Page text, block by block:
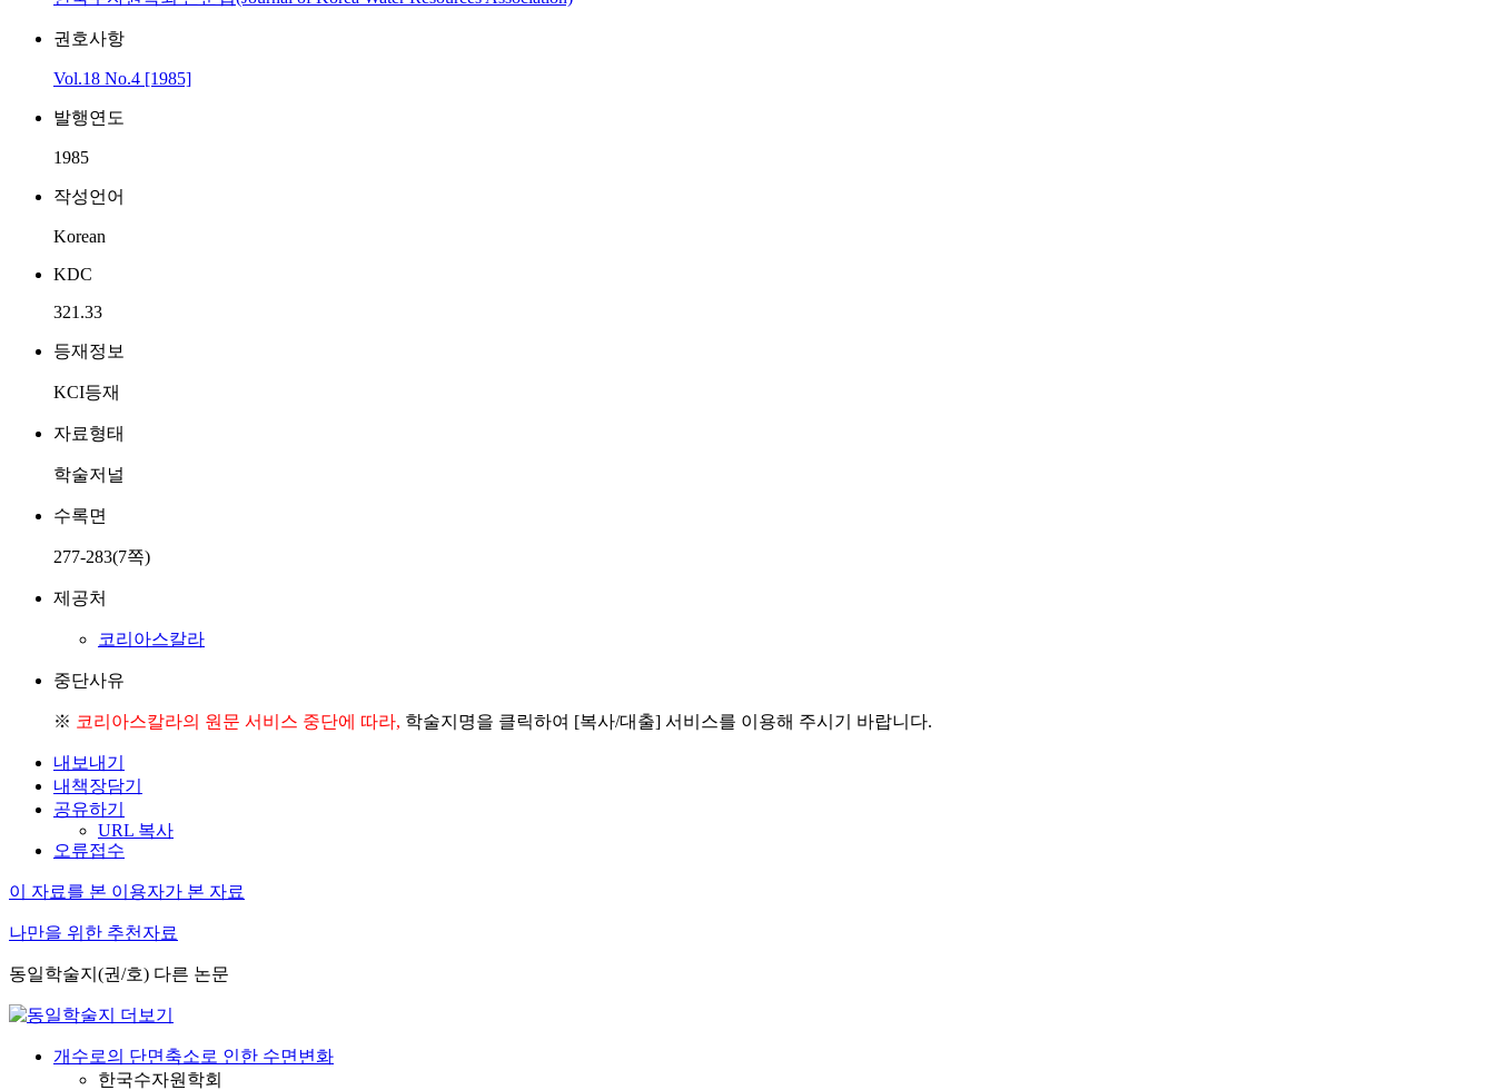
권호사항
Vol.18 No.4 [1985]
발행연도
1985
작성언어
Korean
KDC
321.33
등재정보
KCI등재
자료형태
학술저널
수록면
277-283(7쪽)
제공처
코리아스칼라
중단사유
※ 코리아스칼라의 원문 서비스 중단에 따라, 학술지명을 클릭하여 [복사/대출] 서비스를 이용해 주시기 바랍니다.
내보내기
내책장담기
공유하기
URL 복사
오류접수
이 자료를 본 이용자가 본 자료
나만을 위한 추천자료
동일학술지(권/호) 다른 논문
개수로의 단면축소로 인한 수면변화
한국수자원학회